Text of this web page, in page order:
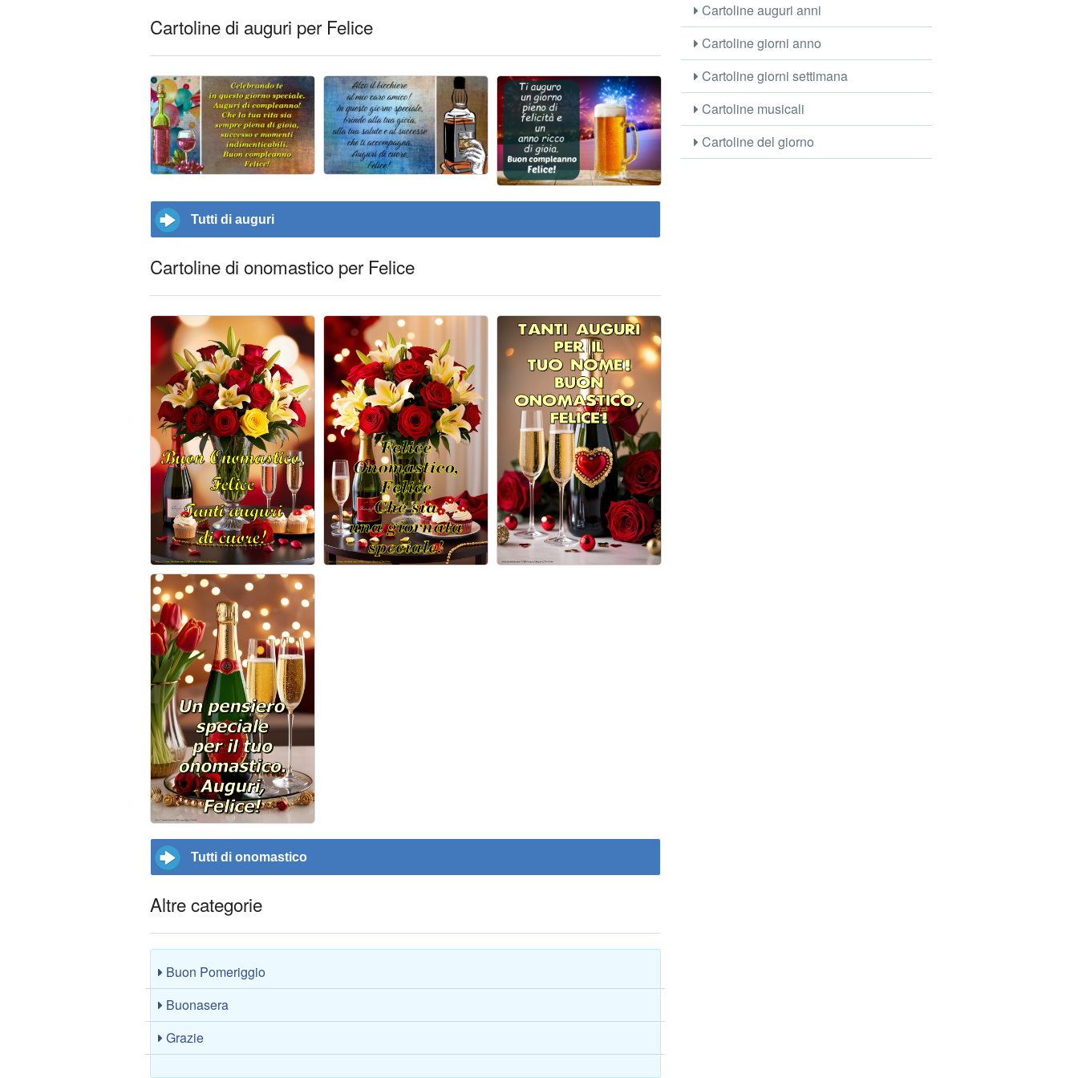
Cartoline di auguri per Felice
Tutti di auguri
Cartoline di onomastico per Felice
Tutti di onomastico
Altre categorie
Buon Pomeriggio
Buonasera
Grazie
Cartoline auguri anni
Cartoline giorni anno
Cartoline giorni settimana
Cartoline musicali
Cartoline del giorno